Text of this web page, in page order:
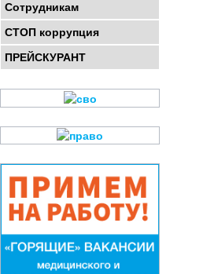
Сотрудникам
СТОП коррупция
ПРЕЙСКУРАНТ